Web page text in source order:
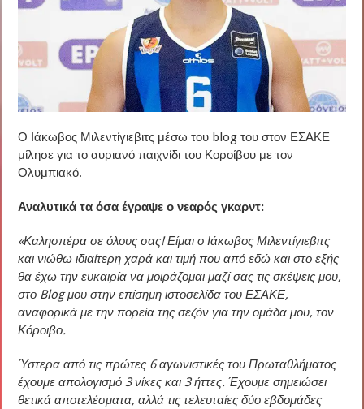
Ο Ιάκωβος Μιλεντίγιεβιτς μέσω του blog του στον ΕΣΑΚΕ
μίλησε για το αυριανό παιχνίδι του Κοροίβου με τον
Ολυμπιακό.
Αναλυτικά τα όσα έγραψε ο νεαρός γκαρντ:
«Καλησπέρα σε όλους σας! Είμαι ο Ιάκωβος Μιλεντίγιεβιτς
και νιώθω ιδιαίτερη χαρά και τιμή που από εδώ και στο εξής
θα έχω την ευκαιρία να μοιράζομαι μαζί σας τις σκέψεις μου,
στο Blog μου στην επίσημη ιστοσελίδα του ΕΣΑΚΕ,
αναφορικά με την πορεία της σεζόν για την ομάδα μου, τον
Κόροιβο.
Ύστερα από τις πρώτες 6 αγωνιστικές του Πρωταθλήματος
έχουμε απολογισμό 3 νίκες και 3 ήττες. Έχουμε σημειώσει
θετικά αποτελέσματα, αλλά τις τελευταίες δύο εβδομάδες